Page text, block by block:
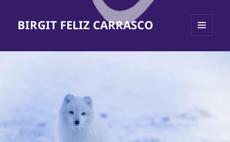
BIRGIT FELIZ CARRASCO